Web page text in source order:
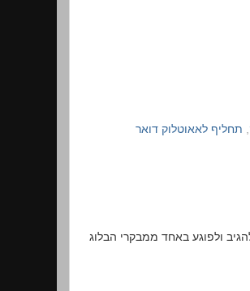
תחליף לאאוטלוק דואר
ולפוגע באחד ממבקרי הבלוג